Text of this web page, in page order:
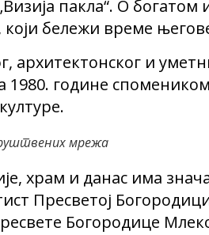
пакла“. О
бележи време
архитектонског и
1980. године
мрежа
храм и данас има
Пресветој
Богородице